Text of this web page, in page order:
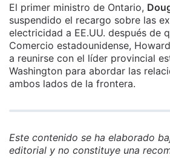
El primer ministro de Ontario,
suspendido el recargo sobre las
electricidad a EE.UU. después de
Comercio estadounidense,
a reunirse con el líder provincial
Washington para abordar las
ambos lados de la frontera.
Este contenido se ha elaborado
editorial y no constituye una